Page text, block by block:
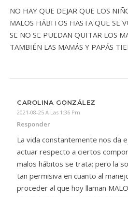
NO HAY QUE DEJAR QUE LOS
MALOS HÁBITOS HASTA QUE SE
SE NO SE PUEDAN QUITAR LOS
TAMBIÉN LAS MAMÁS Y PAPÁS
CAROLINA GONZÁLEZ
2021-08-25 A Las 1:36 Pm
Responder
La vida constantemente nos da
actuar respecto a ciertos
malos hábitos se trata; pero la
tan permisiva en cuanto al
proceder al que hoy llaman